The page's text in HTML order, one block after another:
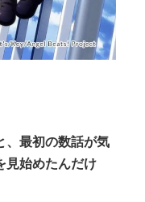
、最初の数話が気
見始めたんだけ